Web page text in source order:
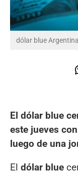
dólar blue Argentina
El dólar blue
este jueves
luego de una
El dólar blue